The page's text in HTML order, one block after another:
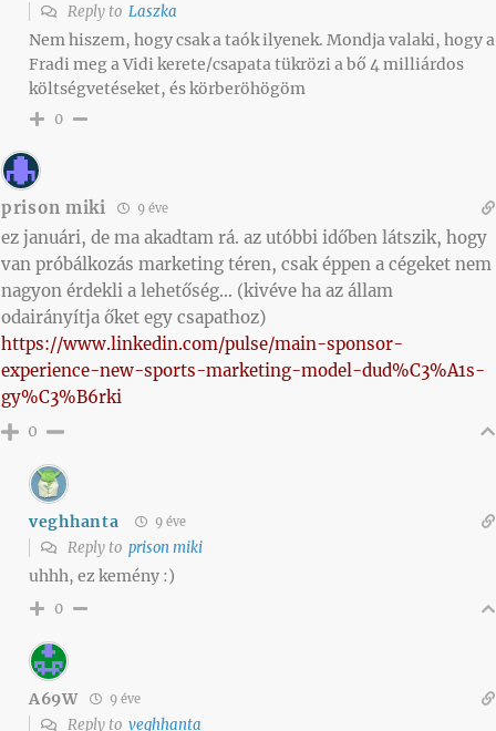
Reply to Laszka
Nem hiszem, hogy csak a taók ilyenek. Mondja valaki, hogy a
Fradi meg a Vidi kerete/csapata tükrözi a bő 4 milliárdos
költségvetéseket, és körberöhögöm
0
prison miki 9 éve
ez januári, de ma akadtam rá. az utóbbi időben látszik, hogy
van próbálkozás marketing téren, csak éppen a cégeket nem
nagyon érdekli a lehetőség… (kivéve ha az állam
odairányítja őket egy csapathoz)
https://www.linkedin.com/pulse/main-sponsor-
experience-new-sports-marketing-model-dud%C3%A1s-
gy%C3%B6rki
0
veghhanta 9 éve
Reply to prison miki
uhhh, ez kemény :)
0
A69W 9 éve
Reply to veghhanta